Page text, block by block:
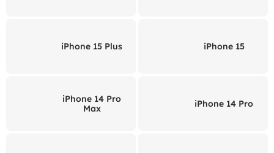
iPhone 15 Plus iPhone 15
iPhone 14 Pro
Max
iPhone 14 Pro